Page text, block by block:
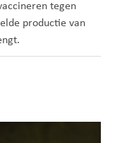
tegen
productie van